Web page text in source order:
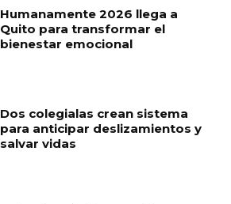
Humanamente 2026 llega a
Quito para transformar el
bienestar emocional
Dos colegialas crean sistema
para anticipar deslizamientos y
salvar vidas